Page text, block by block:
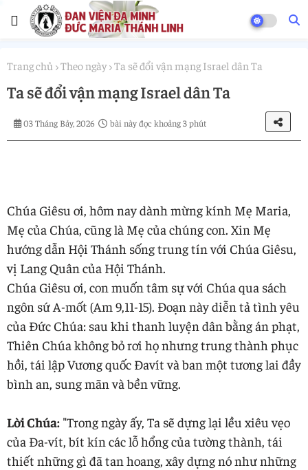
Trang chủ Theo ngày Ta sẽ đổi vận mạng Israel dân Ta
Ta sẽ đổi vận mạng Israel dân Ta
03 Tháng Bảy, 2026 bài này đọc khoảng 3 phút
Chúa Giêsu ơi, hôm nay dành mừng kính Mẹ Maria,
Mẹ của Chúa, cũng là Mẹ của chúng con. Xin Mẹ
hướng dẫn Hội Thánh sống trung tín với Chúa Giêsu,
vị Lang Quân của Hội Thánh.
Chúa Giêsu ơi, con muốn tâm sự với Chúa qua sách
ngôn sứ A-mốt (Am 9,11-15). Đoạn này diễn tả tình yêu
của Đức Chúa: sau khi thanh luyện dân bằng án phạt,
Thiên Chúa không bỏ rơi họ nhưng trung thành phục
hồi, tái lập Vương quốc Đavít và ban một tương lai đầy
bình an, sung mãn và bền vững.
Lời Chúa: "Trong ngày ấy, Ta sẽ dựng lại lều xiêu vẹo
của Đa-vít, bít kín các lỗ hổng của tường thành, tái
thiết những gì đã tan hoang, xây dựng nó như những